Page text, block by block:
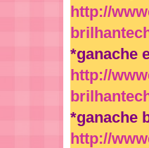
http://
*ganache
http://
*ganache
http://